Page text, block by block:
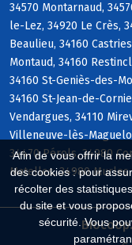
Afin de vous offrir la
des cookies : pour
récolter des
du site et vous
sécurité. Vous
34570 Montarnaud,
le-Lez, 34920 Le Crès,
Beaulieu, 34160
Montaud, 34160
34160 St-Geniès-des-
34160 St-Jean-de-
Vendargues, 34110
Villeneuve-lès-
34470 Pérols, 34980
Matelles, 34980 Murles